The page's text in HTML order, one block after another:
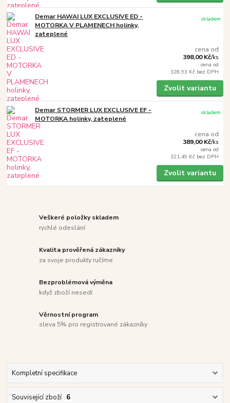
Demar HAWAI LUX EXCLUSIVE ED -
MOTORKA V PLAMENECH holinky,
zateplené
cena od
398,00 Kč/ks
cena od
328,93 Kč bez DPH
skladem
Zvolit variantu
Demar STORMER LUX EXCLUSIVE EF -
MOTORKA holinky, zateplené
cena od
389,00 Kč/ks
cena od
321,49 Kč bez DPH
skladem
Zvolit variantu
Veškeré položky skladem
rychlé odeslání
Kvalita prověřená zákazníky
za svoje produkty ručíme
Bezproblémová výměna
když zboží nesedí
Věrnostní program
sleva 5% pro registrované zákazníky
Kompletní specifikace
Související zboží 6